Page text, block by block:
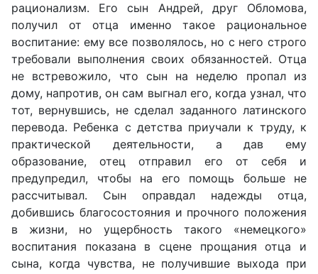
рационализм. Его сын Андрей, друг Обломова,
получил от отца именно такое рациональное
воспитание: ему все позволялось, но с него строго
требовали выполнения своих обязанностей. Отца
не встревожило, что сын на неделю пропал из
дому, напротив, он сам выгнал его, когда узнал, что
тот, вернувшись, не сделал заданного латинского
перевода. Ребенка с детства приучали к труду, к
практической деятельности, а дав ему
образование, отец отправил его от себя и
предупредил, чтобы на его помощь больше не
рассчитывал. Сын оправдал надежды отца,
добившись благосостояния и прочного положения
в жизни, но ущербность такого «немецкого»
воспитания показана в сцене прощания отца и
сына, когда чувства, не получившие выхода при